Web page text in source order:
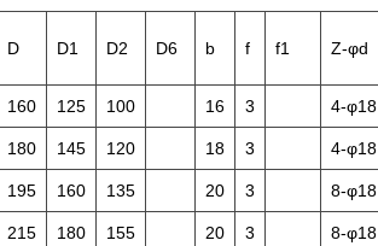
D D1 D2 D6 b f f1 Z-φd
160 125 100 16 3 4-φ18
180 145 120 18 3 4-φ18
195 160 135 20 3 8-φ18
215 180 155 20 3 8-φ18